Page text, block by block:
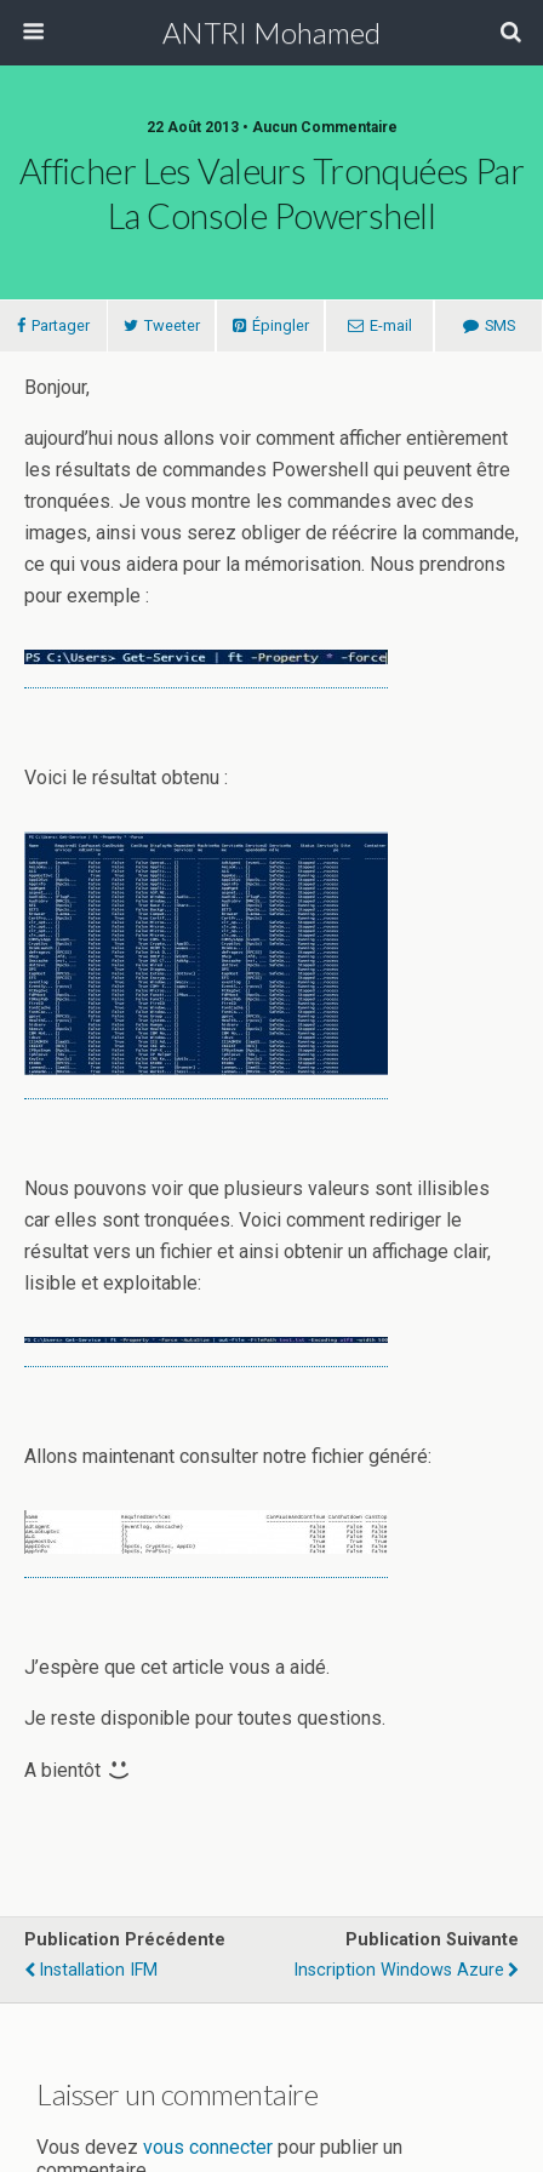
ANTRI Mohamed
22 Août 2013 • Aucun Commentaire
Afficher Les Valeurs Tronquées Par
La Console Powershell
Partager Tweeter Épingler E-mail SMS
Bonjour,
aujourd’hui nous allons voir comment afficher entièrement
les résultats de commandes Powershell qui peuvent être
tronquées. Je vous montre les commandes avec des
images, ainsi vous serez obliger de réécrire la commande,
ce qui vous aidera pour la mémorisation. Nous prendrons
pour exemple :
Voici le résultat obtenu :
Nous pouvons voir que plusieurs valeurs sont illisibles
car elles sont tronquées. Voici comment rediriger le
résultat vers un fichier et ainsi obtenir un affichage clair,
lisible et exploitable:
Allons maintenant consulter notre fichier généré:
J’espère que cet article vous a aidé.
Je reste disponible pour toutes questions.
A bientôt
Publication Précédente
Installation IFM
Publication Suivante
Inscription Windows Azure
Laisser un commentaire
Vous devez vous connecter pour publier un